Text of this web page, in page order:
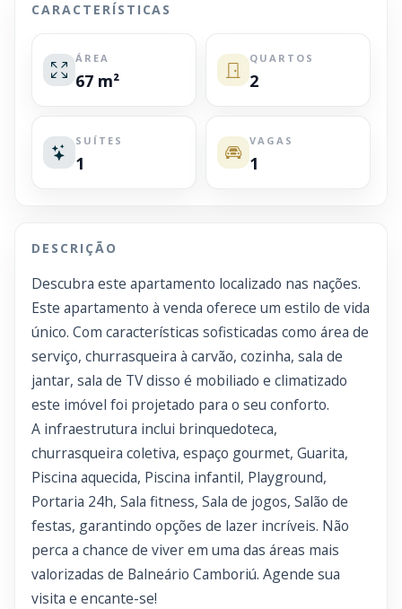
CARACTERÍSTICAS
ÁREA
67 m²
QUARTOS
2
SUÍTES
1
VAGAS
1
DESCRIÇÃO
Descubra este apartamento localizado nas nações.
Este apartamento à venda oferece um estilo de vida
único. Com características sofisticadas como área de
serviço, churrasqueira à carvão, cozinha, sala de
jantar, sala de TV disso é mobiliado e climatizado
este imóvel foi projetado para o seu conforto.
A infraestrutura inclui brinquedoteca,
churrasqueira coletiva, espaço gourmet, Guarita,
Piscina aquecida, Piscina infantil, Playground,
Portaria 24h, Sala fitness, Sala de jogos, Salão de
festas, garantindo opções de lazer incríveis. Não
perca a chance de viver em uma das áreas mais
valorizadas de Balneário Camboriú. Agende sua
visita e encante-se!